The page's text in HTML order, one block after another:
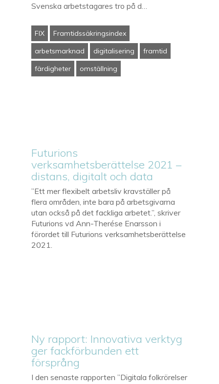
Svenska arbetstagares tro på d…
FIX
Framtidssäkringsindex
arbetsmarknad
digitalisering
framtid
färdigheter
omställning
Futurions
verksamhetsberättelse 2021 –
distans, digitalt och data
”Ett mer flexibelt arbetsliv kravställer på
flera områden, inte bara på arbetsgivarna
utan också på det fackliga arbetet.”, skriver
Futurions vd Ann-Therése Enarsson i
förordet till Futurions verksamhetsberättelse
2021.
Ny rapport: Innovativa verktyg
ger fackförbunden ett
försprång
I den senaste rapporten ”Digitala folkrörelser